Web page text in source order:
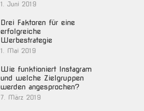
1. Juni 2019
Drei Faktoren für eine
erfolgreiche
Werbestrategie
1. Mai 2019
Wie funktioniert Instagram
und welche Zielgruppen
werden angesprochen?
7. März 2019